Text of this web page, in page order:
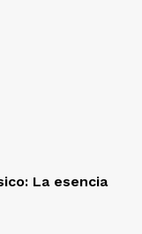
La esencia